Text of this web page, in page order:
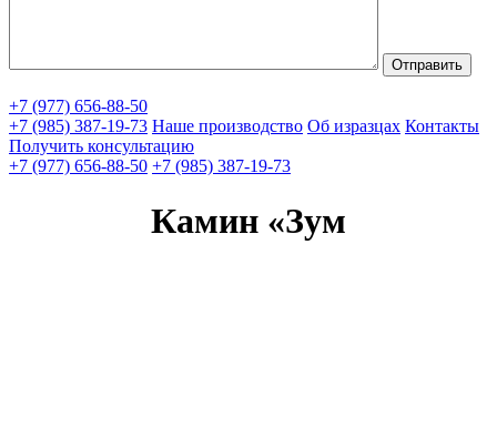
+7 (977) 656-88-50
+7 (985) 387-19-73 Наше производство Об изразцах Контакты
Получить консультацию
+7 (977) 656-88-50 +7 (985) 387-19-73
Камин «Зум